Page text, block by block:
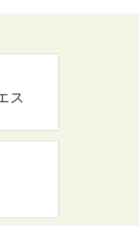
ス